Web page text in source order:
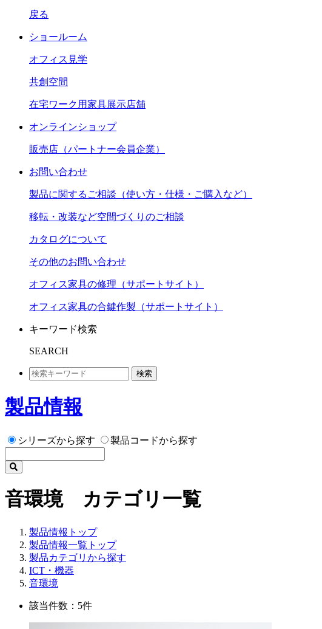
戻る
ショールーム
オフィス見学
共創空間
在宅ワーク用家具展示店舗
オンラインショップ
販売店（パートナー会員企業）
お問い合わせ
製品に関するご相談（使い方・仕様・ご購入など）
移転・改装など空間づくりのご相談
カタログについて
その他のお問い合わせ
オフィス家具の修理（サポートサイト）
オフィス家具の合鍵作製（サポートサイト）
キーワード検索
SEARCH
検索
製品情報
シリーズから探す 製品コードから探す
音環境 カテゴリ一覧
製品情報トップ
製品情報一覧トップ
製品カテゴリから探す
ICT・機器
音環境
該当件数：5件